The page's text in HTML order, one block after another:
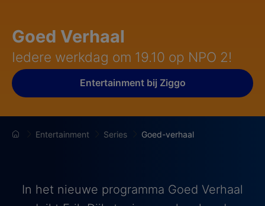
Goed Verhaal
Iedere werkdag om 19.10 op NPO 2!
Entertainment bij Ziggo
Entertainment Series Goed-verhaal
In het nieuwe programma Goed Verhaal